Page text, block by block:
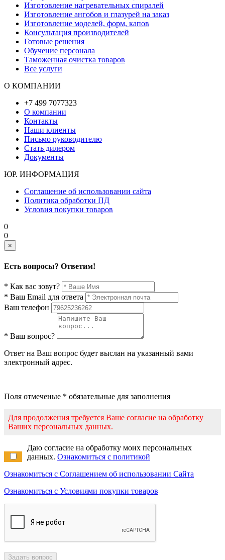
Изготовление нагревательных спиралей
Изготовление ангобов и глазурей на заказ
Изготовление моделей, форм, капов
Консультация производителей
Готовые решения
Обучение персонала
Таможенная очистка товаров
Все услуги
О КОМПАНИИ
+7 499 7077323
О компании
Контакты
Наши клиенты
Письмо руководителю
Стать дилером
Документы
ЮР. ИНФОРМАЦИЯ
Соглашение об использовании сайта
Политика обработки ПД
Условия покупки товаров
0
0
×
Есть вопросы? Ответим!
* Как вас зовут?
* Ваш Email для ответа
Ваш телефон
* Ваш вопрос?
Ответ на Ваш вопрос будет выслан на указанный вами
электронный адрес.
Поля отмеченые * обязательные для заполнения
Для продолжения требуется Ваше согласие на обработку
Ваших персональных данных.
Даю согласие на обработку моих персональных
данных. Ознакомиться с политикой
Ознакомиться с Соглашением об использовании Сайта
Ознакомиться с Условиями покупки товаров
Задать вопрос